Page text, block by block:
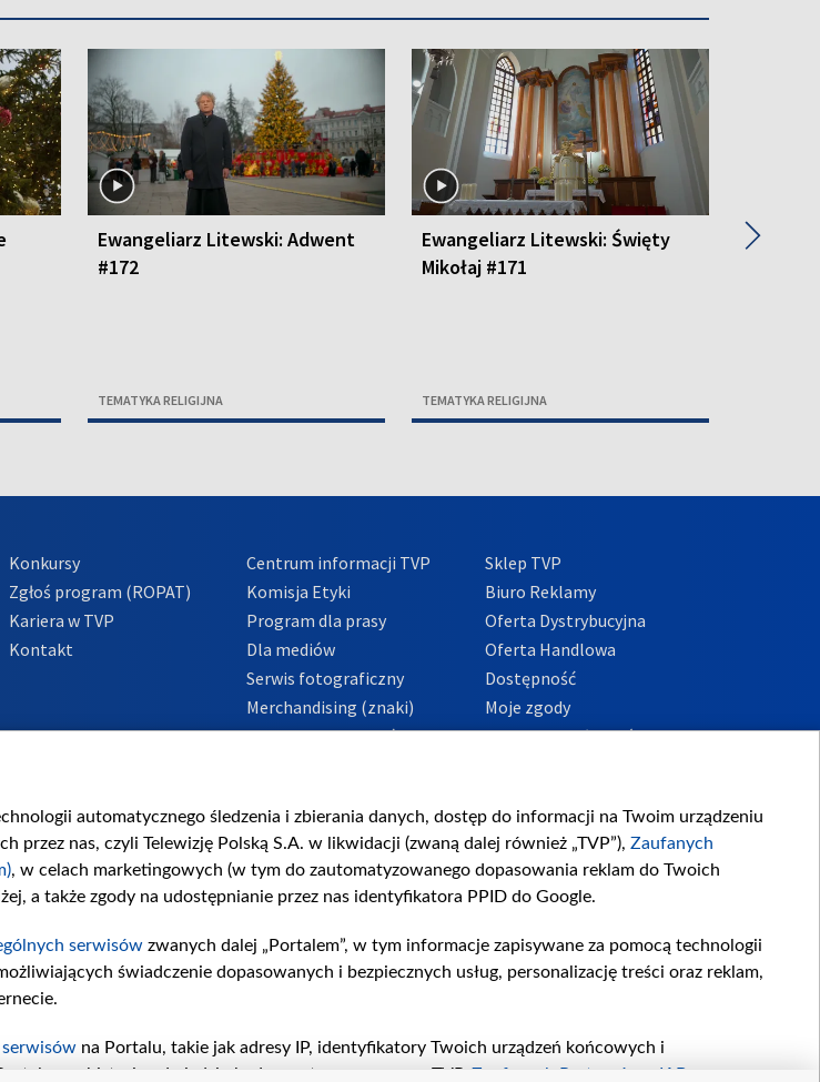
Ewangeliarz Litewski: Adwent
#172
TEMATYKA RELIGIJNA
Ewangeliarz Litewski: Święty
Mikołaj #171
TEMATYKA RELIGIJNA
▶
Konkursy
Zgłoś program (ROPAT)
Kariera w TVP
Kontakt
Centrum informacji TVP
Komisja Etyki
Program dla prasy
Dla mediów
Serwis fotograficzny
Merchandising (znaki)
Polityka Prywatności
Sklep TVP
Biuro Reklamy
Oferta Dystrybucyjna
Oferta Handlowa
Dostępność
Moje zgody
Procedura zgłoszeń
automatycznego śledzenia i zbierania danych, dostęp do informacji na Twoim urządzeniu
nas, czyli Telewizję Polską S.A. w likwidacji (zwaną dalej również „TVP”), Zaufanych
, w celach marketingowych (w tym do zautomatyzowanego dopasowania reklam do Twoich
a także zgody na udostępnianie przez nas identyfikatora PPID do Google.
serwisów zwanych dalej „Portalem”, w tym informacje zapisywane za pomocą technologii
świadczenie dopasowanych i bezpiecznych usług, personalizację treści oraz reklam,
serwisów na Portalu, takie jak adresy IP, identyfikatory Twoich urządzeń końcowych i
czy historia odwiedzin będą przetwarzane przez TVP, Zaufanych Partnerów z IAB